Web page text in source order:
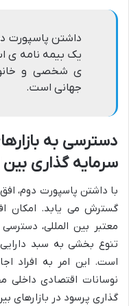
داشتن پاسپورت
یک بیمه نامه ی
ی شخصی و
جهانی است.
دسترسی به
سرمایه گذاری بین
با داشتن پاسپورت دوم،
گسترش می یابد. امکان
معتبر بین المللی،
تنوع بخشی به سبد
است. این امر به افراد
نوسانات اقتصادی
گذاری پرسود در بازارهای